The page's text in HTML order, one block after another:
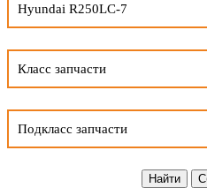
Hyundai R250LC-7
Класс запчасти
Подкласс запчасти